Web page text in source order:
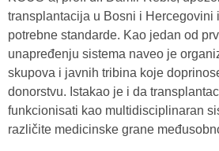
transplantacija u Bosni i Hercegovini
potrebne standarde. Kao jedan od
unapređenju sistema naveo je
skupova i javnih tribina koje
donorstvu. Istakao je i da
funkcionisati kao multidisciplinaran
različite medicinske grane